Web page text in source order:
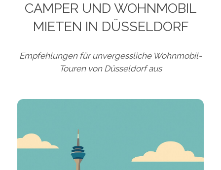
CAMPER UND WOHNMOBIL
MIETEN IN DÜSSELDORF
Empfehlungen für unvergessliche Wohnmobil-
Touren von Düsseldorf aus